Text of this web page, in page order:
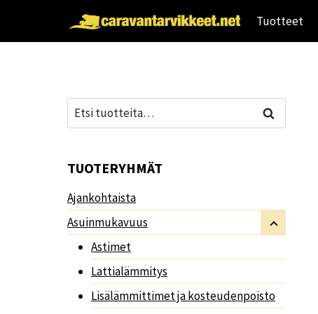
Tuotteet
Etsi: Haku
TUOTERYHMÄT
Ajankohtaista
Asuinmukavuus
Astimet
Lattialämmitys
Lisälämmittimet ja kosteudenpoisto